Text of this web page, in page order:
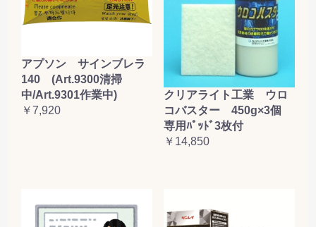
アプソン サインブレラ
140 (Art.9300清掃
中/Art.9301作業中)
￥7,920
クリアライト工業 ウロ
コバスター 450g×3個
専用ﾊﾟｯﾄﾞ3枚付
￥14,850